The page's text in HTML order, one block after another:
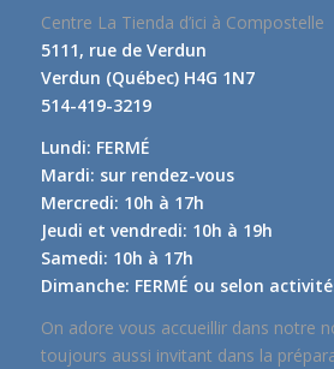
Centre La Tienda d’ici à Compostelle
5111, rue de Verdun
Verdun (Québec) H4G 1N7
514-419-3219
Lundi: FERMÉ
Mardi: sur rendez-vous
Mercredi: 10h à 17h
Jeudi et vendredi: 10h à 19h
Samedi: 10h à 17h
Dimanche: FERMÉ ou selon
On adore vous accueillir dans notre
toujours aussi invitant dans la